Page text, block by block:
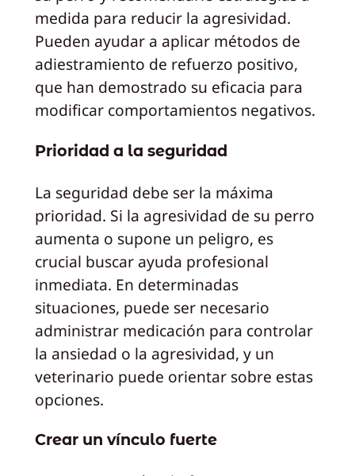
medida para reducir la agresividad.
Pueden ayudar a aplicar métodos de
adiestramiento de refuerzo positivo,
que han demostrado su eficacia para
modificar comportamientos negativos.
Prioridad a la seguridad
La seguridad debe ser la máxima
prioridad. Si la agresividad de su perro
aumenta o supone un peligro, es
crucial buscar ayuda profesional
inmediata. En determinadas
situaciones, puede ser necesario
administrar medicación para controlar
la ansiedad o la agresividad, y un
veterinario puede orientar sobre estas
opciones.
Crear un vínculo fuerte